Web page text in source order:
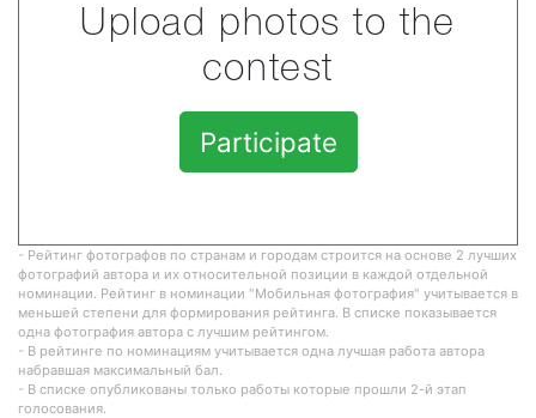
Upload photos to the
contest
Participate
- Рейтинг фотографов по странам и городам строится на основе 2 лучших
фотографий автора и их относительной позиции в каждой отдельной
номинации. Рейтинг в номинации "Мобильная фотография" учитывается в
меньшей степени для формирования рейтинга. В списке показывается
одна фотография автора с лучшим рейтингом.
- В рейтинге по номинациям учитывается одна лучшая работа автора
набравшая максимальный бал.
- В списке опубликованы только работы которые прошли 2-й этап
голосования.